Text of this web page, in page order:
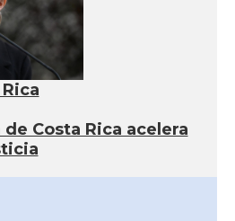
Costa Rica acelera